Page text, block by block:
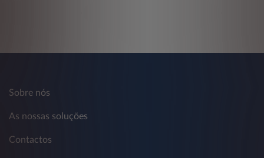
Sobre nós
As nossas soluções
Contactos